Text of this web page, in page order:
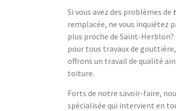
Si vous avez des problèmes de
remplacée, ne vous inquiétez
plus proche de Saint-
pour tous travaux de
offrons un travail de qualité
toiture.
Forts de notre savoir-faire,
spécialisée qui intervient en